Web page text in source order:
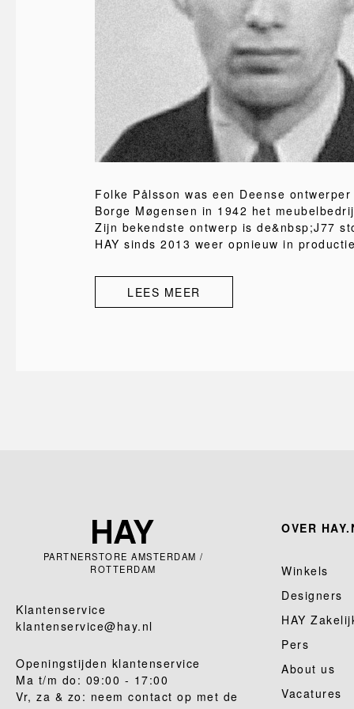
Folke Pålsson was een Deense
Borge Møgensen in 1942 het
Zijn bekendste ontwerp is de&nbsp;J77
HAY sinds 2013 weer opnieuw in
LEES MEER
PARTNERSTORE AMSTERDAM /
ROTTERDAM
Klantenservice
klantenservice@hay.nl
Openingstijden klantenservice
Ma t/m do: 09:00 - 17:00
Vr, za & zo: neem contact op met de
OVER
Winkels
Designers
HAY
Pers
About us
Vacatures